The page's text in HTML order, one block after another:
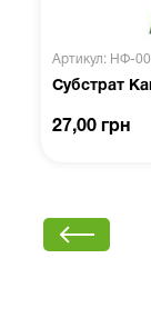
Артикул: НФ-
Субстрат
27,00 грн